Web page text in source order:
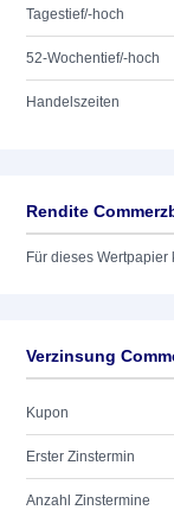
Tagestief/-hoch
52-Wochentief/-hoch
Handelszeiten
Rendite
Für dieses
Verzinsung
Kupon
Erster Zinstermin
Anzahl Zinstermine